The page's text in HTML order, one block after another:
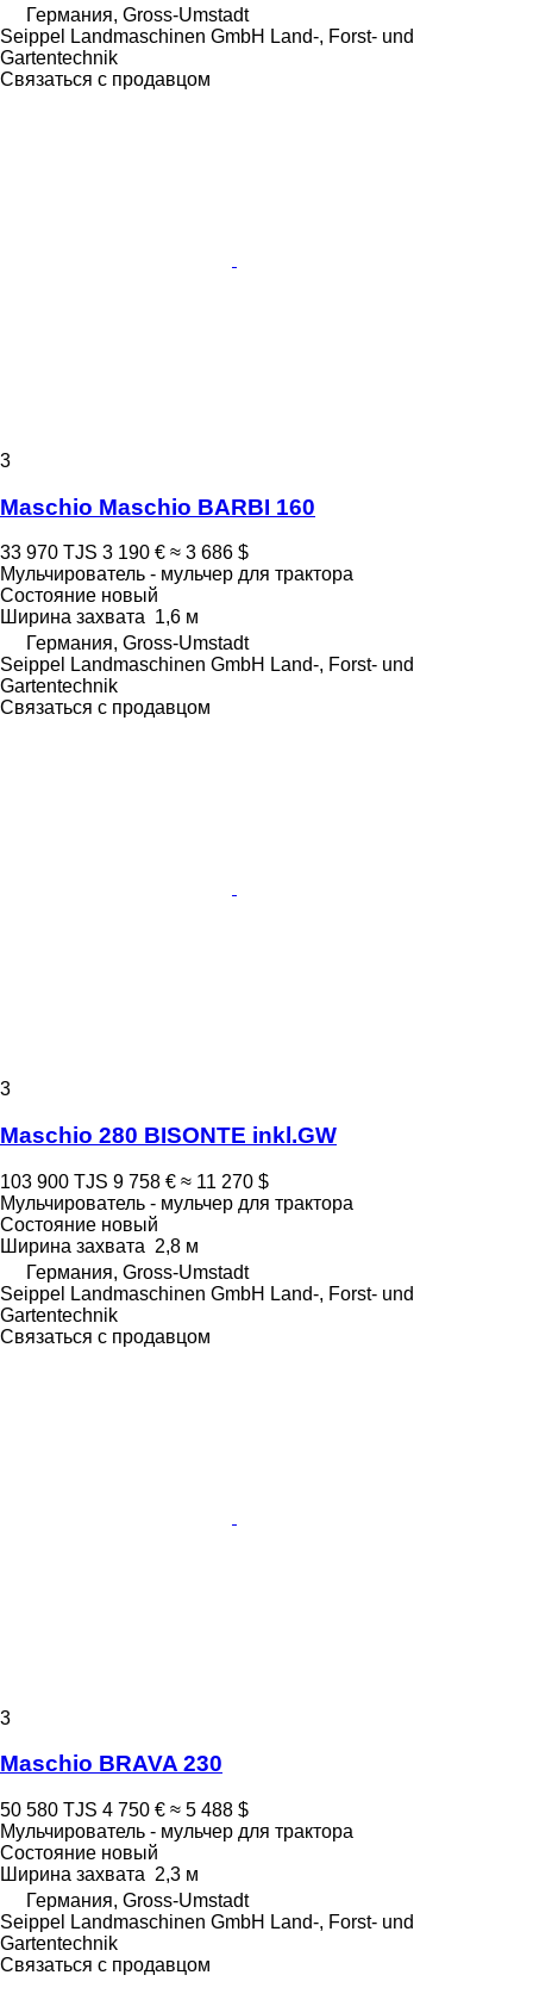
Германия, Gross-Umstadt
Seippel Landmaschinen GmbH Land-, Forst- und
Gartentechnik
Связаться с продавцом
3
Maschio Maschio BARBI 160
33 970 TJS 3 190 € ≈ 3 686 $
Мульчирователь - мульчер для трактора
Состояние новый
Ширина захвата 1,6 м
Германия, Gross-Umstadt
Seippel Landmaschinen GmbH Land-, Forst- und
Gartentechnik
Связаться с продавцом
3
Maschio 280 BISONTE inkl.GW
103 900 TJS 9 758 € ≈ 11 270 $
Мульчирователь - мульчер для трактора
Состояние новый
Ширина захвата 2,8 м
Германия, Gross-Umstadt
Seippel Landmaschinen GmbH Land-, Forst- und
Gartentechnik
Связаться с продавцом
3
Maschio BRAVA 230
50 580 TJS 4 750 € ≈ 5 488 $
Мульчирователь - мульчер для трактора
Состояние новый
Ширина захвата 2,3 м
Германия, Gross-Umstadt
Seippel Landmaschinen GmbH Land-, Forst- und
Gartentechnik
Связаться с продавцом